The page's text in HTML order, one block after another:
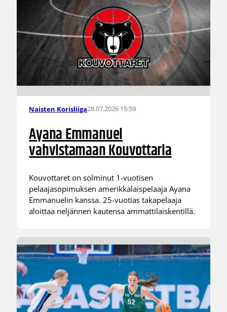
Naisten Korisliiga28.07.2026 15:59
Ayana Emmanuel
vahvistamaan Kouvottaria
Kouvottaret on solminut 1-vuotisen
pelaajasopimuksen amerikkalaispelaaja Ayana
Emmanuelin kanssa. 25-vuotias takapelaaja
aloittaa neljännen kautensa ammattilaiskentillä.